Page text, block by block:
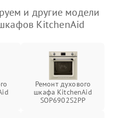
и другие модели
KitchenAid
Ремонт духового
шкафа KitchenAid
SOP6902S2PP